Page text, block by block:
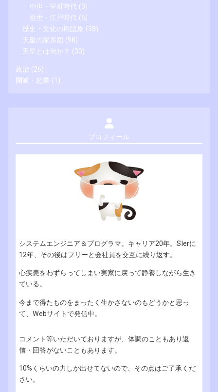
中世 - 室町時代 (3)
近世 - 江戸時代 (6)
歴史・文化の用語集 (38)
天皇の家系図 (98)
天皇とは何か？ (33)
政治 (26)
開業・起業 (1)
プロフィール
システムエンジニア＆プログラマ。キャリア20年。SIerに
12年、その後はフリーと会社員を交互に繰り返す。
心疾患をわずらってしまい実家に戻って静養しながら生き
ている。
今まで得たものをまったく生かさないのもどうかと思っ
て、Webサイトで発信中。
コメント等いただいておりますが、体調のこともあり返
信・回答がないこともあります。
10%くらいの力しか出せてないので、その点はご了承くだ
さい。